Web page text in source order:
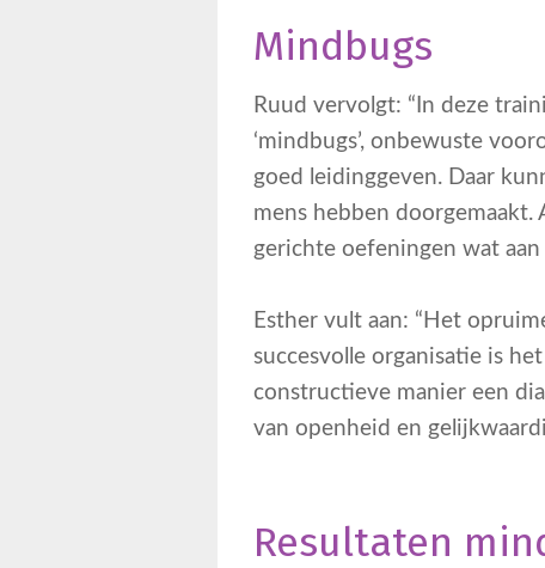
Mindbugs
Ruud vervolgt: “In deze
‘mindbugs’, onbewuste
goed leidinggeven. Daar
mens hebben
gerichte oefeningen wat
Esther vult aan: “Het
succesvolle organisatie is
constructieve manier een
van openheid en
Resultaten